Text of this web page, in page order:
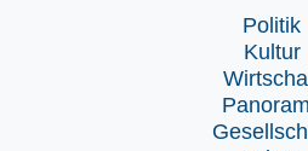
Politik
Kultur